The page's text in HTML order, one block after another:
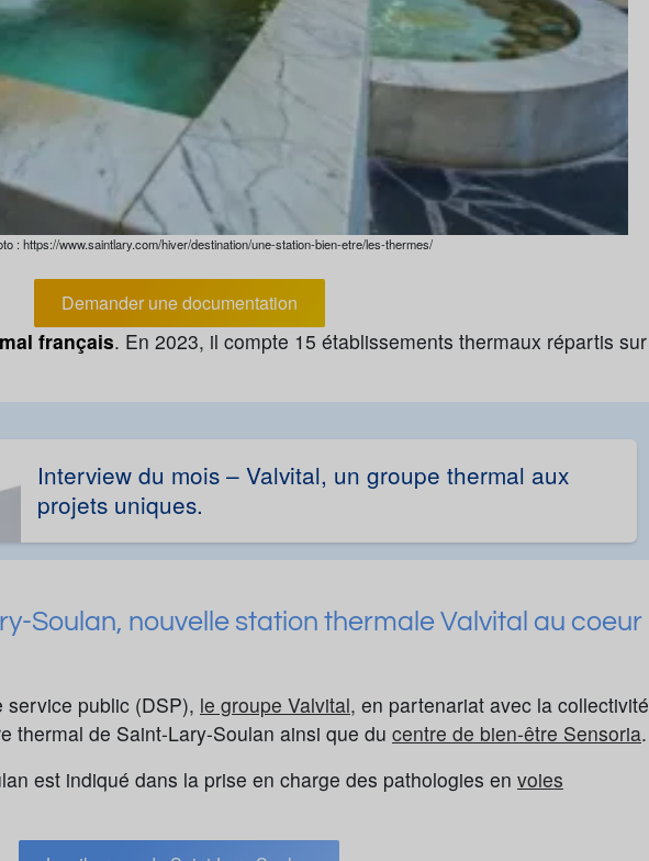
: https://www.saintlary.com/hiver/destination/une-station-bien-etre/les-thermes/
Demander une documentation
français. En 2023, il compte 15 établissements thermaux répartis sur
Interview du mois – Valvital, un groupe thermal aux
projets uniques.
Soulan, nouvelle station thermale Valvital au coeur
service public (DSP), le groupe Valvital, en partenariat avec la collectivité
thermal de Saint-Lary-Soulan ainsi que du centre de bien-être Sensoria.
est indiqué dans la prise en charge des pathologies en voies